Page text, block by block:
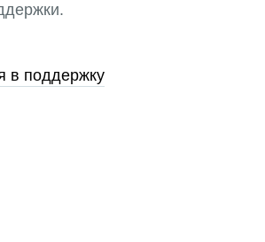
в поддержку